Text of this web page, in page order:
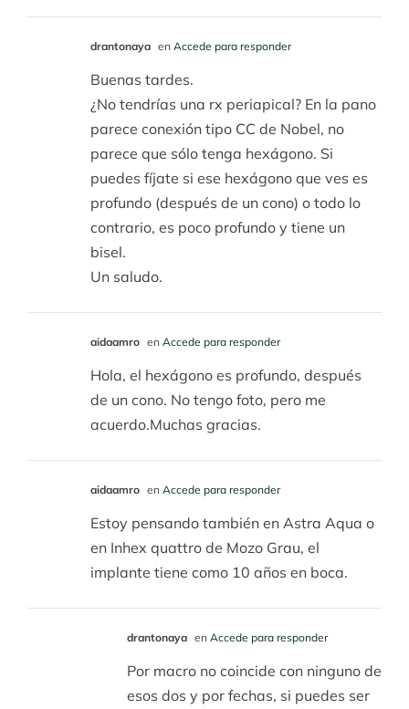
drantonaya en Accede para responder
Buenas tardes.
¿No tendrías una rx periapical? En la pano
parece conexión tipo CC de Nobel, no
parece que sólo tenga hexágono. Si
puedes fíjate si ese hexágono que ves es
profundo (después de un cono) o todo lo
contrario, es poco profundo y tiene un
bisel.
Un saludo.
aidaamro en Accede para responder
Hola, el hexágono es profundo, después
de un cono. No tengo foto, pero me
acuerdo.Muchas gracias.
aidaamro en Accede para responder
Estoy pensando también en Astra Aqua o
en Inhex quattro de Mozo Grau, el
implante tiene como 10 años en boca.
drantonaya en Accede para responder
Por macro no coincide con ninguno de
esos dos y por fechas, si puedes ser